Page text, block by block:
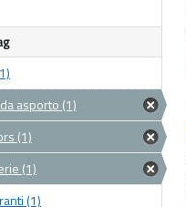
asporto (1)
(1)
(1)
(1)